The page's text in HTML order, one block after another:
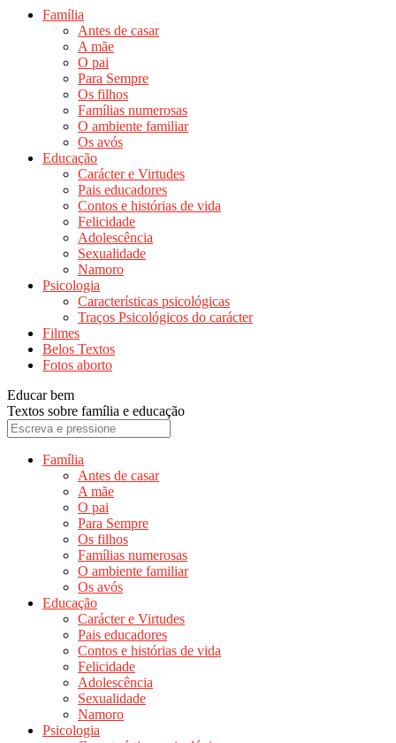
Família
Antes de casar
A mãe
O pai
Para Sempre
Os filhos
Famílias numerosas
O ambiente familiar
Os avós
Educação
Carácter e Virtudes
Pais educadores
Contos e histórias de vida
Felicidade
Adolescência
Sexualidade
Namoro
Psicologia
Características psicológicas
Traços Psicológicos do carácter
Filmes
Belos Textos
Fotos aborto
Educar bem
Textos sobre família e educação
Família
Antes de casar
A mãe
O pai
Para Sempre
Os filhos
Famílias numerosas
O ambiente familiar
Os avós
Educação
Carácter e Virtudes
Pais educadores
Contos e histórias de vida
Felicidade
Adolescência
Sexualidade
Namoro
Psicologia